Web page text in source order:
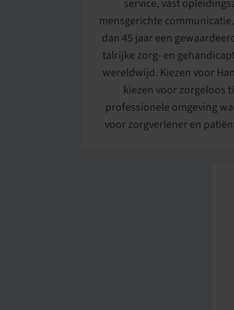
service, vast
mensgerichte
dan 45 jaar een
talrijke zorg- en
wereldwijd. Kiezen voor
kiezen voor zorgeloos
professionele omgeving
voor zorgverlener en